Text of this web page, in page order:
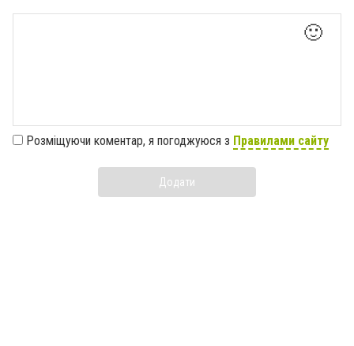
🙂
Розміщуючи коментар, я погоджуюся з Правилами сайту
Додати